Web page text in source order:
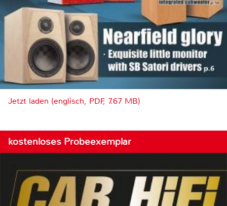
Jetzt laden (englisch, PDF, 7.67 MB)
kostenloses Probeexemplar